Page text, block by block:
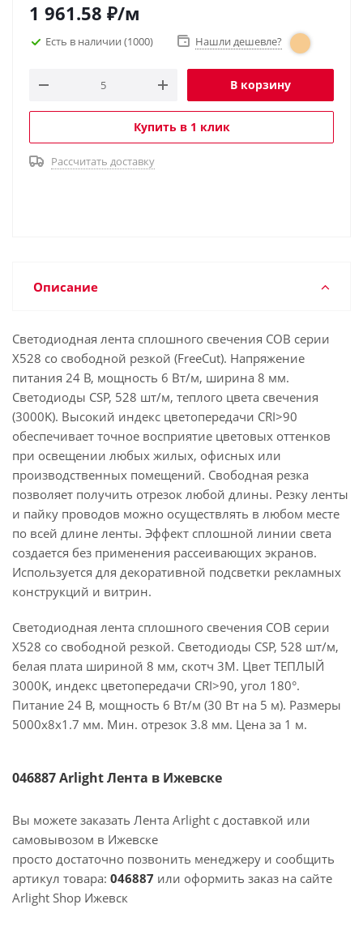
1 961.58 ₽/м
Есть в наличии (1000) Нашли дешевле?
В корзину
Купить в 1 клик
Рассчитать доставку
Описание
Светодиодная лента сплошного свечения COB серии
X528 со свободной резкой (FreeCut). Напряжение
питания 24 В, мощность 6 Вт/м, ширина 8 мм.
Светодиоды CSP, 528 шт/м, теплого цвета свечения
(3000K). Высокий индекс цветопередачи CRI>90
обеспечивает точное восприятие цветовых оттенков
при освещении любых жилых, офисных или
производственных помещений. Свободная резка
позволяет получить отрезок любой длины. Резку ленты
и пайку проводов можно осуществлять в любом месте
по всей длине ленты. Эффект сплошной линии света
создается без применения рассеивающих экранов.
Используется для декоративной подсветки рекламных
конструкций и витрин.
Светодиодная лента сплошного свечения COB серии
X528 со свободной резкой. Светодиоды CSP, 528 шт/м,
белая плата шириной 8 мм, скотч 3M. Цвет ТЕПЛЫЙ
3000K, индекс цветопередачи CRI>90, угол 180°.
Питание 24 В, мощность 6 Вт/м (30 Вт на 5 м). Размеры
5000х8х1.7 мм. Мин. отрезок 3.8 мм. Цена за 1 м.
046887 Arlight Лента в Ижевске
Вы можете заказать Лента Arlight с доставкой или
самовывозом в Ижевске
просто достаточно позвонить менеджеру и сообщить
артикул товара: 046887 или оформить заказ на сайте
Arlight Shop Ижевск